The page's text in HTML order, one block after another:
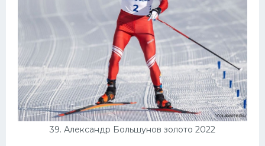
39. Александр Большунов золото 2022